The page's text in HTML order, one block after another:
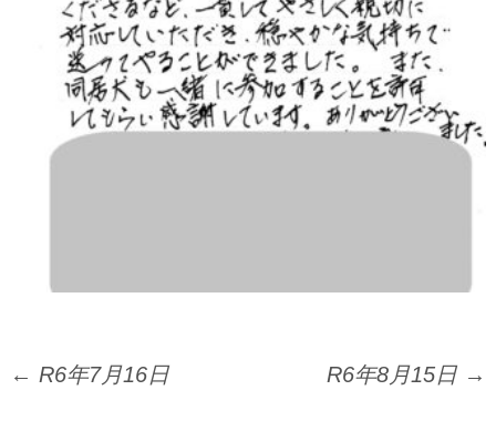
投
← R6年7月16日 R6年8月15日 →